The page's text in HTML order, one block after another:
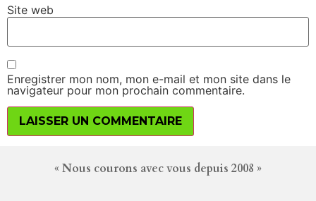
Site web
Enregistrer mon nom, mon e-mail et mon site dans le
navigateur pour mon prochain commentaire.
« Nous courons avec vous depuis 2008 »